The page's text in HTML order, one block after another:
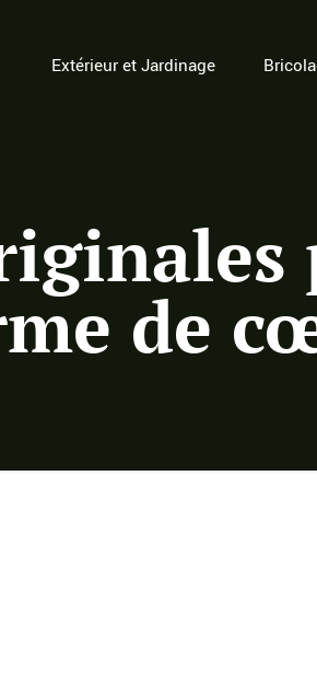
Extérieur et Jardinage
de